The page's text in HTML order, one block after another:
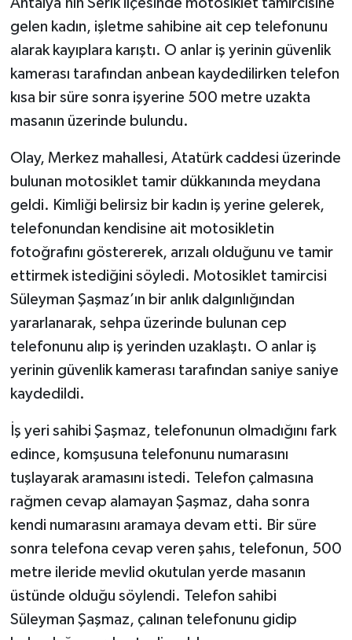
gelen kadın, işletme sahibine ait cep telefonunu
alarak kayıplara karıştı. O anlar iş yerinin güvenlik
kamerası tarafından anbean kaydedilirken telefon
kısa bir süre sonra işyerine 500 metre uzakta
masanın üzerinde bulundu.
Olay, Merkez mahallesi, Atatürk caddesi üzerinde
bulunan motosiklet tamir dükkanında meydana
geldi. Kimliği belirsiz bir kadın iş yerine gelerek,
telefonundan kendisine ait motosikletin
fotoğrafını göstererek, arızalı olduğunu ve tamir
ettirmek istediğini söyledi. Motosiklet tamircisi
Süleyman Şaşmaz’ın bir anlık dalgınlığından
yararlanarak, sehpa üzerinde bulunan cep
telefonunu alıp iş yerinden uzaklaştı. O anlar iş
yerinin güvenlik kamerası tarafından saniye saniye
kaydedildi.
İş yeri sahibi Şaşmaz, telefonunun olmadığını fark
edince, komşusuna telefonunu numarasını
tuşlayarak aramasını istedi. Telefon çalmasına
rağmen cevap alamayan Şaşmaz, daha sonra
kendi numarasını aramaya devam etti. Bir süre
sonra telefona cevap veren şahıs, telefonun, 500
metre ileride mevlid okutulan yerde masanın
üstünde olduğu söylendi. Telefon sahibi
Süleyman Şaşmaz, çalınan telefonunu gidip